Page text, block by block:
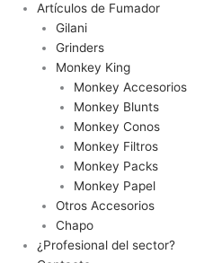
Artículos de Fumador
Gilani
Grinders
Monkey King
Monkey Accesorios
Monkey Blunts
Monkey Conos
Monkey Filtros
Monkey Packs
Monkey Papel
Otros Accesorios
Chapo
¿Profesional del sector?